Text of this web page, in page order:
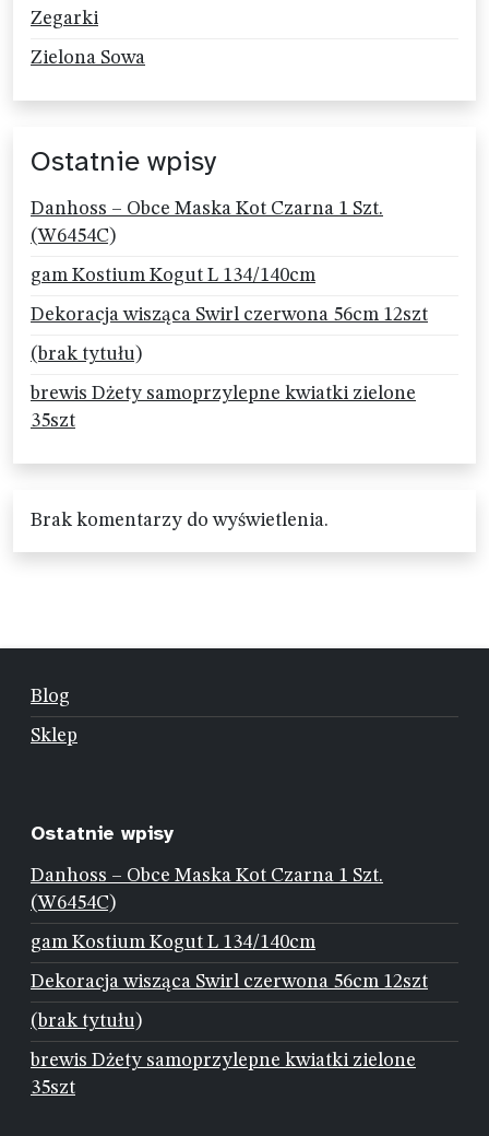
Zegarki
Zielona Sowa
Ostatnie wpisy
Danhoss – Obce Maska Kot Czarna 1 Szt.
(W6454C)
gam Kostium Kogut L 134/140cm
Dekoracja wisząca Swirl czerwona 56cm 12szt
(brak tytułu)
brewis Dżety samoprzylepne kwiatki zielone
35szt
Brak komentarzy do wyświetlenia.
Blog
Sklep
Ostatnie wpisy
Danhoss – Obce Maska Kot Czarna 1 Szt.
(W6454C)
gam Kostium Kogut L 134/140cm
Dekoracja wisząca Swirl czerwona 56cm 12szt
(brak tytułu)
brewis Dżety samoprzylepne kwiatki zielone
35szt